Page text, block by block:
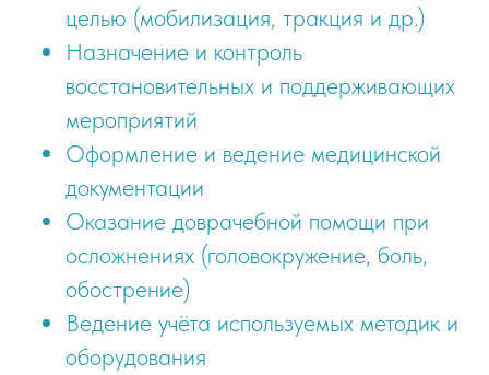
целью (мобилизация, тракция и др.)
Назначение и контроль
восстановительных и поддерживающих
мероприятий
Оформление и ведение медицинской
документации
Оказание доврачебной помощи при
осложнениях (головокружение, боль,
обострение)
Ведение учёта используемых методик и
оборудования